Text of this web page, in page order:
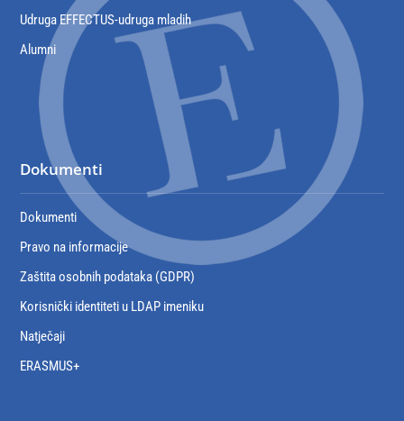
Udruga EFFECTUS-udruga mladih
Alumni
Dokumenti
Dokumenti
Pravo na informacije
Zaštita osobnih podataka (GDPR)
Korisnički identiteti u LDAP imeniku
Natječaji
ERASMUS+